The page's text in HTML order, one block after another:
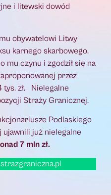
i litewski dowód
obywatelowi Litwy
karnego skarbowego.
mu czynu i zgodził się na
przez
zł. Nielegalne
Straży Granicznej.
Podlaskiego
ujawnili już nielegalne
7 mln zł.